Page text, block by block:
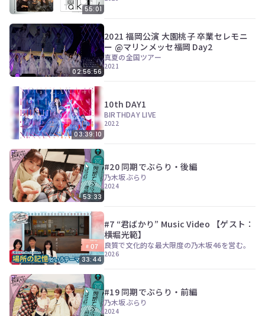
55:01
02:56:56
2021 福岡公演 大園桃子 卒業セレモニ
ー @マリンメッセ福岡 Day2
真夏の全国ツアー
2021
03:39:10
10th DAY1
BIRTHDAY LIVE
2022
53:33
#20 同期でぶらり・後編
乃木坂ぶらり
2024
33:44
#7 “君ばかり” Music Video 【ゲスト：
横堀光範】
良質で文化的な最大限度の乃木坂46を営む。
2026
#19 同期でぶらり・前編
乃木坂ぶらり
2024